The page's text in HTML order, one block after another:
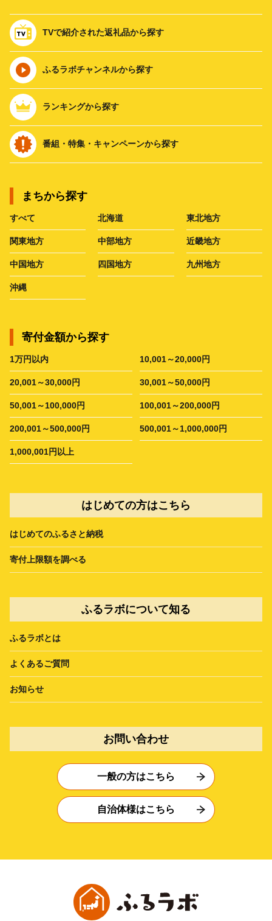
TVで紹介された返礼品から探す
ふるラボチャンネルから探す
ランキングから探す
番組・特集・キャンペーンから探す
まちから探す
すべて 北海道 東北地方
関東地方 中部地方 近畿地方
中国地方 四国地方 九州地方
沖縄
寄付金額から探す
1万円以内 10,001～20,000円
20,001～30,000円 30,001～50,000円
50,001～100,000円 100,001～200,000円
200,001～500,000円 500,001～1,000,000円
1,000,001円以上
はじめての方はこちら
はじめてのふるさと納税
寄付上限額を調べる
ふるラボについて知る
ふるラボとは
よくあるご質問
お知らせ
お問い合わせ
一般の方はこちら
自治体様はこちら